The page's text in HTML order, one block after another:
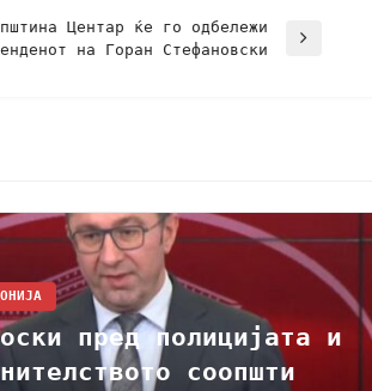
Центар ќе го одбележи
на Горан Стефановски
пред полицијата и
соопшти